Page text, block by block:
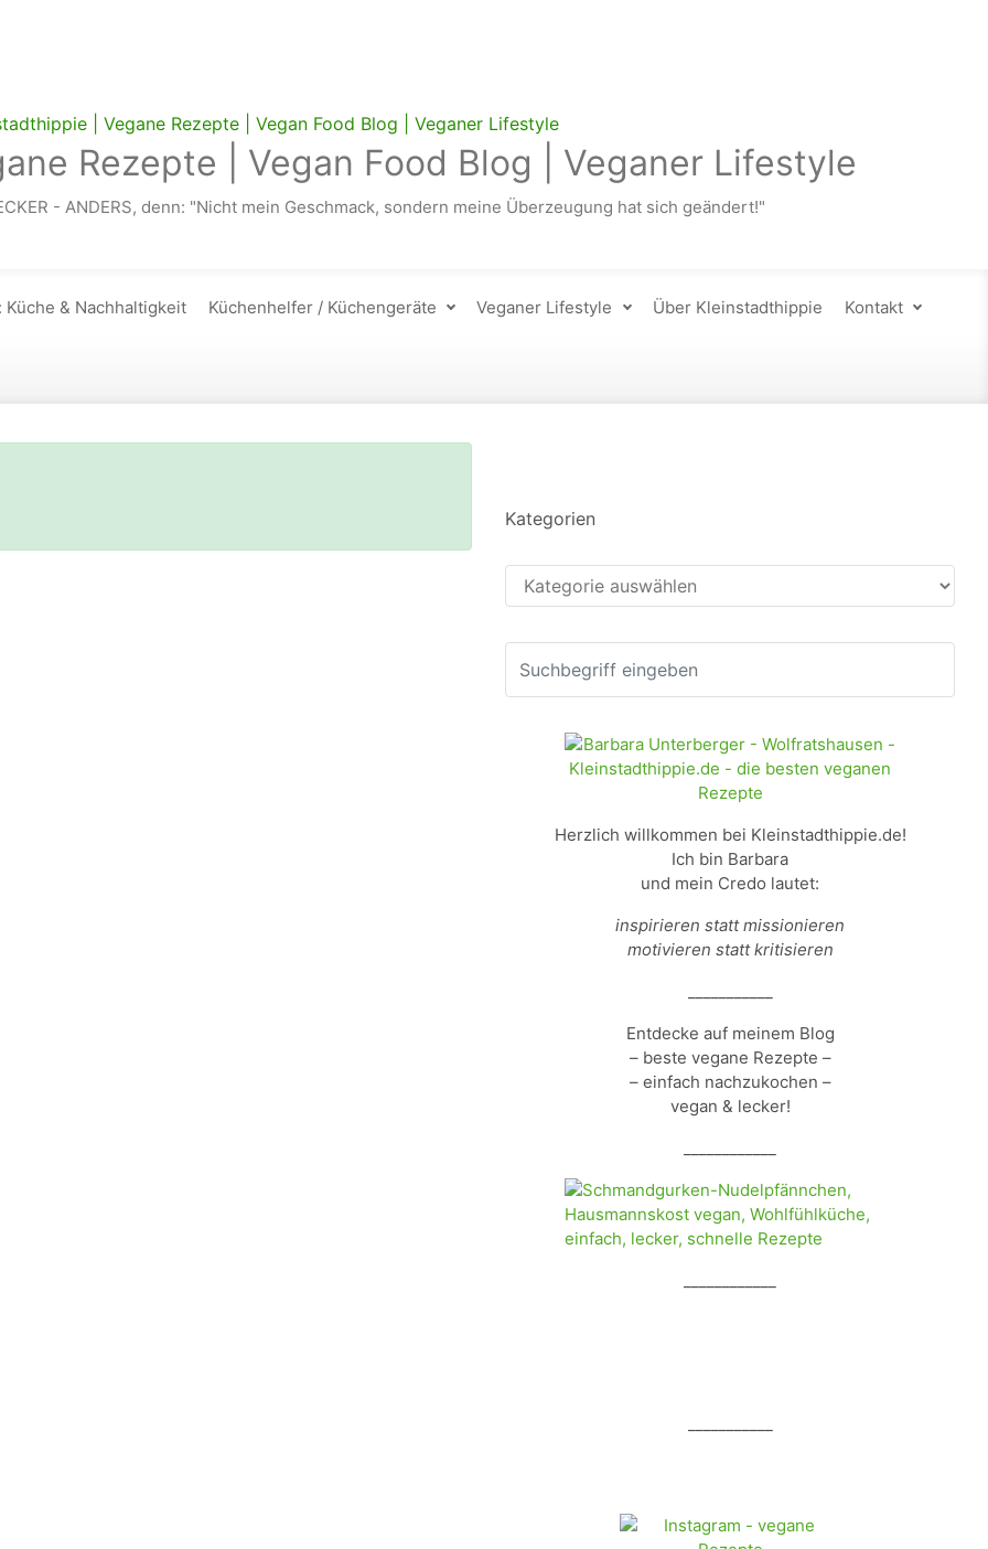
Rezepte | Vegan Food Blog | Veganer Lifestyle
- ANDERS, denn: "Nicht mein Geschmack, sondern meine Überzeugung hat sich geändert!"
Küche & Nachhaltigkeit Küchenhelfer / Küchengeräte Veganer Lifestyle Über Kleinstadthippie Kontakt
Kategorien
Kategorien
Herzlich willkommen bei Kleinstadthippie.de!
Ich bin Barbara
und mein Credo lautet:
inspirieren statt missionieren
motivieren statt kritisieren
Entdecke auf meinem Blog
– beste vegane Rezepte –
– einfach nachzukochen –
vegan & lecker!